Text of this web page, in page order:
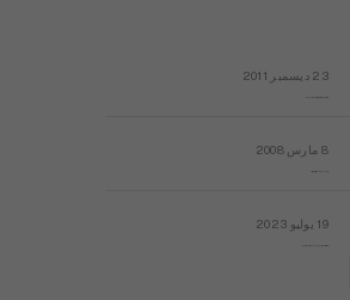
23 ديسمبر 2011
8 مارس 2008
19 يوليو 2023